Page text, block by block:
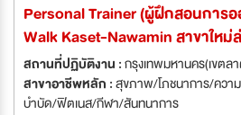
Personal Trainer (ผู้ฝึกสอนการ
Walk Kaset-Nawamin สาขาใหม่
สถานที่ปฏิบัติงาน :กรุงเทพมหานคร(เขตล
สาขาอาชีพหลัก :สุขภาพ/โภชนาการ/ควา
บำบัด/ฟิตเนส/กีฬา/สันทนาการ